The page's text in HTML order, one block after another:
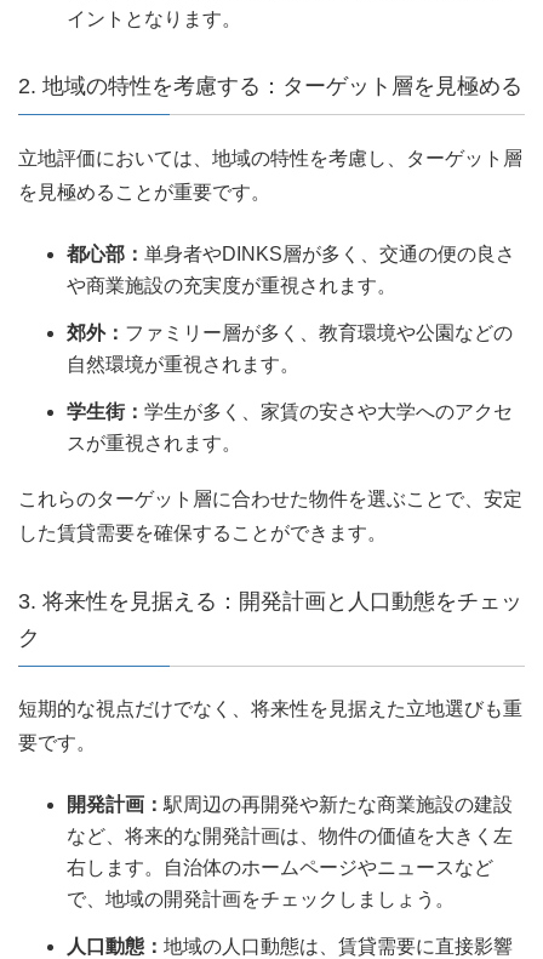
イントとなります。
2. 地域の特性を考慮する：ターゲット層を見極める
立地評価においては、地域の特性を考慮し、ターゲット層
を見極めることが重要です。
都心部： 単身者やDINKS層が多く、交通の便の良さ
や商業施設の充実度が重視されます。
郊外： ファミリー層が多く、教育環境や公園などの
自然環境が重視されます。
学生街： 学生が多く、家賃の安さや大学へのアクセ
スが重視されます。
これらのターゲット層に合わせた物件を選ぶことで、安定
した賃貸需要を確保することができます。
3. 将来性を見据える：開発計画と人口動態をチェッ
ク
短期的な視点だけでなく、将来性を見据えた立地選びも重
要です。
開発計画： 駅周辺の再開発や新たな商業施設の建設
など、将来的な開発計画は、物件の価値を大きく左
右します。自治体のホームページやニュースなど
で、地域の開発計画をチェックしましょう。
人口動態： 地域の人口動態は、賃貸需要に直接影響